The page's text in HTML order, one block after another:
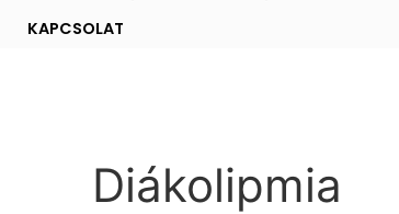
KAPCSOLAT
Diákolipmia